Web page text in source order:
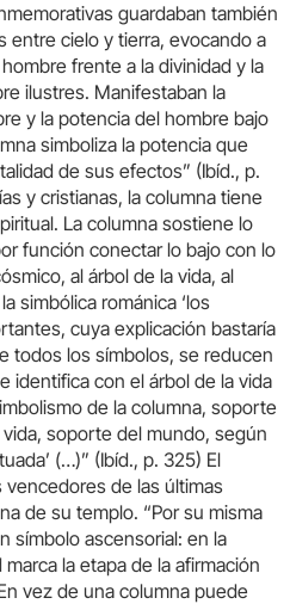
guardaban también
entre cielo y tierra, evocando a
frente a la divinidad y la
ilustres. Manifestaban la
y la potencia del hombre bajo
simboliza la potencia que
de sus efectos” (Ibíd., p.
y cristianas, la columna tiene
La columna sostiene lo
función conectar lo bajo con lo
al árbol de la vida, al
simbólica románica ‘los
cuya explicación bastaría
todos los símbolos, se reducen
identifica con el árbol de la vida
de la columna, soporte
soporte del mundo, según
(…)” (Ibíd., p. 325) El
de las últimas
de su templo. “Por su misma
símbolo ascensorial: en la
la etapa de la afirmación
vez de una columna puede